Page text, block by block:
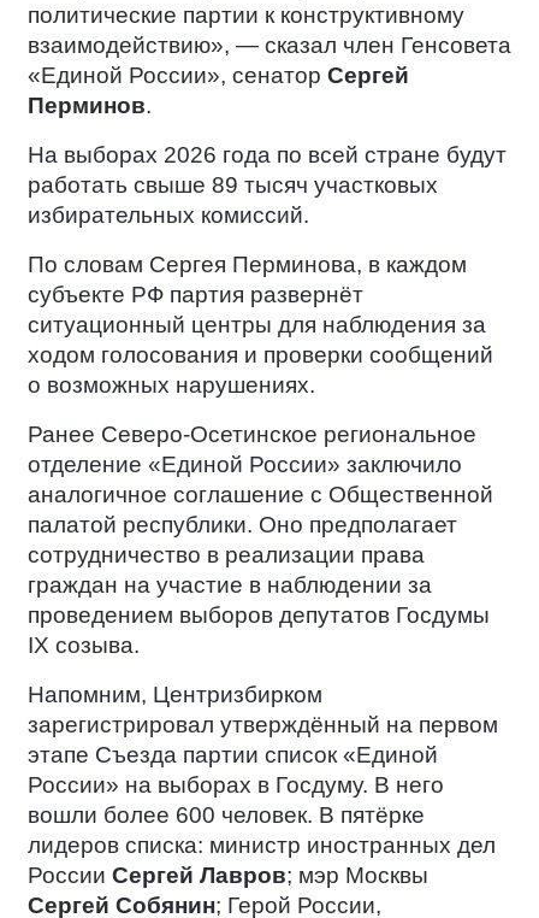
политические партии к конструктивному
взаимодействию», — сказал член Генсовета
«Единой России», сенатор Сергей
Перминов.
На выборах 2026 года по всей стране будут
работать свыше 89 тысяч участковых
избирательных комиссий.
По словам Сергея Перминова, в каждом
субъекте РФ партия развернёт
ситуационный центры для наблюдения за
ходом голосования и проверки сообщений
о возможных нарушениях.
Ранее Северо-Осетинское региональное
отделение «Единой России» заключило
аналогичное соглашение с Общественной
палатой республики. Оно предполагает
сотрудничество в реализации права
граждан на участие в наблюдении за
проведением выборов депутатов Госдумы
IX созыва.
Напомним, Центризбирком
зарегистрировал утверждённый на первом
этапе Съезда партии список «Единой
России» на выборах в Госдуму. В него
вошли более 600 человек. В пятёрке
лидеров списка: министр иностранных дел
России Сергей Лавров; мэр Москвы
Сергей Собянин; Герой России,